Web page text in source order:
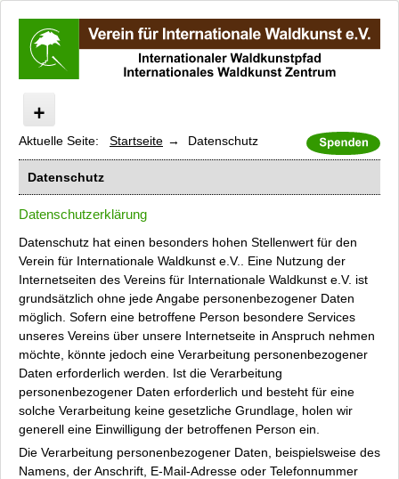
Start
Kunst/Wald/Fossil
Modaukunstpfad
Presse
Künstler A-Z
Kataloge und Filme
Anfahrt
Newsletter
Spenden
Kontakt
Impressum
Aktuelle Seite: Startseite Datenschutz
Datenschutz
Datenschutzerklärung
Datenschutz hat einen besonders hohen Stellenwert für den
Verein für Internationale Waldkunst e.V.. Eine Nutzung der
Internetseiten des Vereins für Internationale Waldkunst e.V. ist
grundsätzlich ohne jede Angabe personenbezogener Daten
möglich. Sofern eine betroffene Person besondere Services
unseres Vereins über unsere Internetseite in Anspruch nehmen
möchte, könnte jedoch eine Verarbeitung personenbezogener
Daten erforderlich werden. Ist die Verarbeitung
personenbezogener Daten erforderlich und besteht für eine
solche Verarbeitung keine gesetzliche Grundlage, holen wir
generell eine Einwilligung der betroffenen Person ein.
Die Verarbeitung personenbezogener Daten, beispielsweise des
Namens, der Anschrift, E-Mail-Adresse oder Telefonnummer